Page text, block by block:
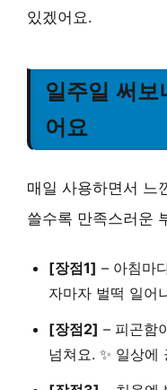
있겠어요.
일주일 써보
어요
매일 사용하면서 느
쓸수록 만족스러운
[장점1] – 아침마
자마자 벌떡 일어
[장점2] – 피곤함
넘쳐요. ✨ 일상에